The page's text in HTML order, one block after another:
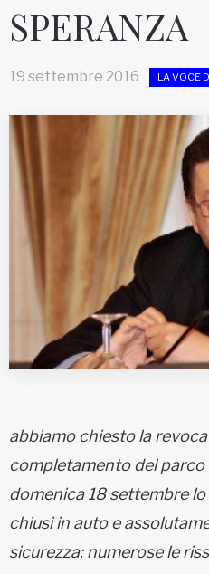
- Via Brivio angolo C.
20159 Milano (Italia)
SPERANZA
19 settembre 2016 LA VOCE
abbiamo chiesto la
completamento del parco
domenica 18 settembre
chiusi in auto e
sicurezza: numerose le